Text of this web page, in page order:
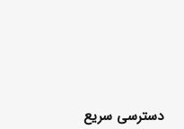
دسترسی سریع